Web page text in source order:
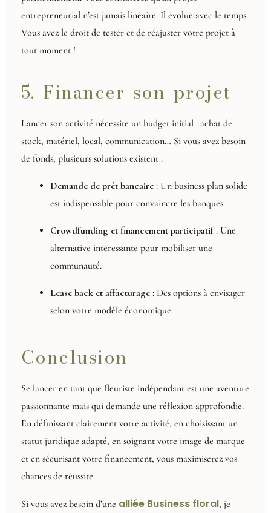
entrepreneurial n’est jamais linéaire. Il évolue avec le temps.
Vous avez le droit de tester et de réajuster votre projet à
tout moment !
5. Financer son projet
Lancer son activité nécessite un budget initial : achat de
stock, matériel, local, communication… Si vous avez besoin
de fonds, plusieurs solutions existent :
Demande de prêt bancaire: Un business plan solide
est indispensable pour convaincre les banques.
Crowdfunding et financement participatif: Une
alternative intéressante pour mobiliser une
communauté.
Lease back et affacturage: Des options à envisager
selon votre modèle économique.
Conclusion
Se lancer en tant que fleuriste indépendant est une aventure
passionnante mais qui demande une réflexion approfondie.
En définissant clairement votre activité, en choisissant un
statut juridique adapté, en soignant votre image de marque
et en sécurisant votre financement, vous maximiserez vos
chances de réussite.
Si vous avez besoin d’une alliée Business floral, je